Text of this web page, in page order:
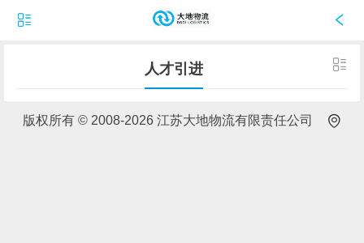
人才引进
版权所有 © 2008-2026 江苏大地物流有限责任公司